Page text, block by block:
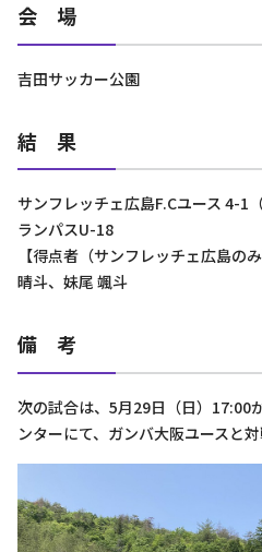
会 場
吉田サッカー公園
結 果
サンフレッチェ広島F.Cユース 4-1
ランパスU-18
【得点者（サンフレッチェ広島の
晴斗、妹尾 颯斗
備 考
次の試合は、5月29日（日）17:00
ンターにて、ガンバ大阪ユースと対